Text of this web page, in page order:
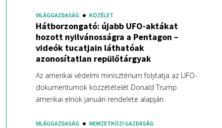
VILÁGGAZDASÁG KÖZÉLET
Hátborzongató: újabb UFO-aktákat
hozott nyilvánosságra a Pentagon –
videók tucatjain láthatóak
azonosítatlan repülőtárgyak
Az amerikai védelmi minisztérium folytatja az UFO-
dokumentumok közzétételét Donald Trump
amerikai elnök januári rendelete alapján.
VILÁGGAZDASÁG NEMZETKÖZI GAZDASÁG